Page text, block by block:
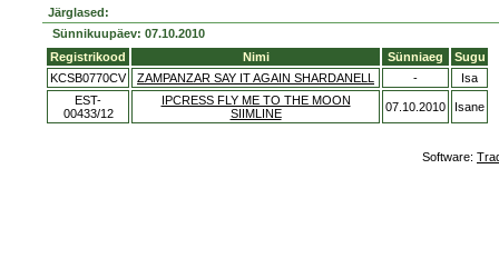
Järglased:
Sünnikuupäev: 07.10.2010
Registrikood
Nimi Sünniaeg
Sugu
KCSB0770CV
ZAMPANZAR SAY IT AGAIN SHARDANELL -
Isa
EST-
00433/12
IPCRESS FLY ME TO THE MOON
SIIMLINE
07.10.2010 Isane
Software: